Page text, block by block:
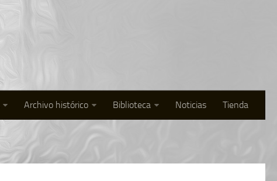
Archivo histórico Biblioteca Noticias Tienda